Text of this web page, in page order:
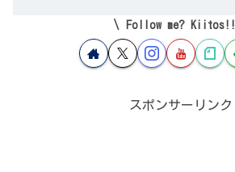
Follow me? Kiitos!!
スポンサーリンク